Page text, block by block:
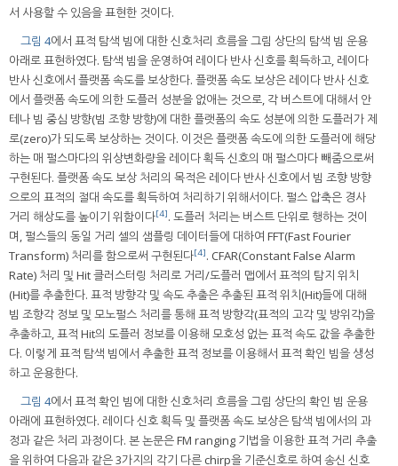
서 사용할 수 있음을 표현한 것이다.
그림 4에서 표적 탐색 빔에 대한 신호처리 흐름을 그림 상단의 탐색 빔 운용
아래로 표현하였다. 탐색 빔을 운영하여 레이다 반사 신호를 획득하고, 레이다
반사 신호에서 플랫폼 속도를 보상한다. 플랫폼 속도 보상은 레이다 반사 신호
에서 플랫폼 속도에 의한 도플러 성분을 없애는 것으로, 각 버스트에 대해서 안
테나 빔 중심 방향(빔 조향 방향)에 대한 플랫폼의 속도 성분에 의한 도플러가 제
로(zero)가 되도록 보상하는 것이다. 이것은 플랫폼 속도에 의한 도플러에 해당
하는 매 펄스마다의 위상변화량을 레이다 획득 신호의 매 펄스마다 빼줌으로써
구현된다. 플랫폼 속도 보상 처리의 목적은 레이다 반사 신호에서 빔 조향 방향
으로의 표적의 절대 속도를 획득하여 처리하기 위해서이다. 펄스 압축은 경사
거리 해상도를 높이기 위함이다[4]. 도플러 처리는 버스트 단위로 행하는 것이
며, 펄스들의 동일 거리 셀의 샘플링 데이터들에 대하여 FFT(Fast Fourier
Transform) 처리를 함으로써 구현된다[4]. CFAR(Constant False Alarm
Rate) 처리 및 Hit 클러스터링 처리로 거리/도플러 맵에서 표적의 탐지 위치
(Hit)를 추출한다. 표적 방향각 및 속도 추출은 추출된 표적 위치(Hit)들에 대해
빔 조향각 정보 및 모노펄스 처리를 통해 표적 방향각(표적의 고각 및 방위각)을
추출하고, 표적 Hit의 도플러 정보를 이용해 모호성 없는 표적 속도 값을 추출한
다. 이렇게 표적 탐색 빔에서 추출한 표적 정보를 이용해서 표적 확인 빔을 생성
하고 운용한다.
그림 4에서 표적 확인 빔에 대한 신호처리 흐름을 그림 상단의 확인 빔 운용
아래에 표현하였다. 레이다 신호 획득 및 플랫폼 속도 보상은 탐색 빔에서의 과
정과 같은 처리 과정이다. 본 논문은 FM ranging 기법을 이용한 표적 거리 추출
을 위하여 다음과 같은 3가지의 각기 다른 chirp을 기준신호로 하여 송신 신호